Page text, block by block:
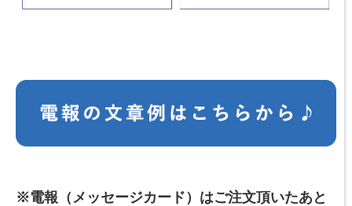
※電報（メッセージカード）はご注文頂いたあと